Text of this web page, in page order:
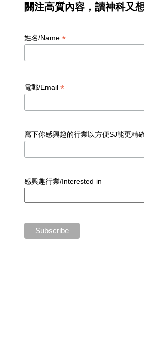
關注高質內容，讀神科又
姓名/Name *
電郵/Email *
寫下你感興趣的行業以方便SJ能更精
感興趣行業/Interested in